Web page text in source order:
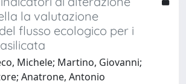
la valutazione
flusso ecologico per i
Michele; Martino, Giovanni;
Anatrone, Antonio